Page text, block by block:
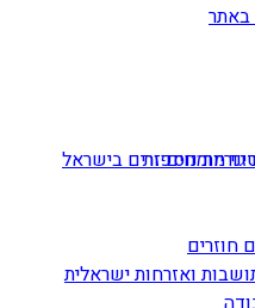
באתר
חוזרים
מומחים זרים בישראל
ואזרחות ישראלית